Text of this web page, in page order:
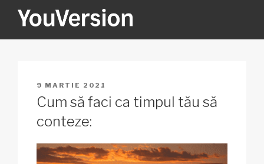
YOUVERSION
PUBLICAT
PE
9 MARTIE 2021
Cum să faci ca timpul tău să
conteze: